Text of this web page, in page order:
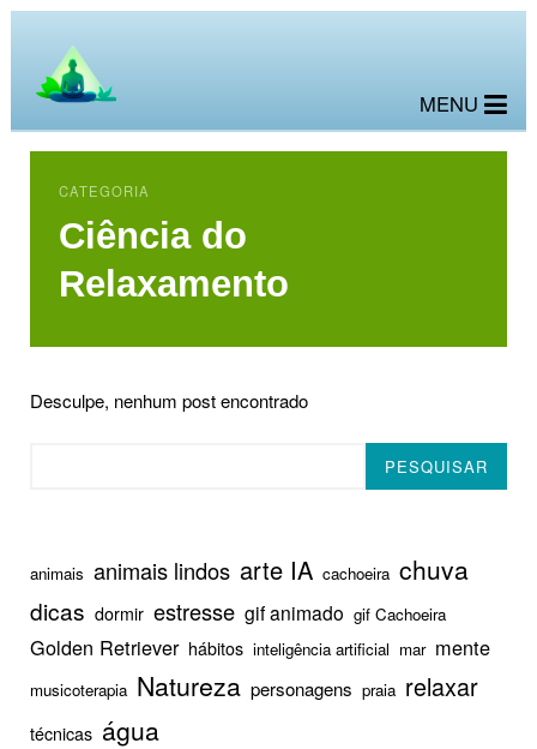
MENU
CATEGORIA
Ciência do
Relaxamento
Desculpe, nenhum post encontrado
PESQUISAR
animais animais lindos arte IA cachoeira chuva
dicas dormir estresse gif animado gif Cachoeira
Golden Retriever hábitos inteligência artificial mar mente
musicoterapia Natureza personagens praia relaxar
técnicas água